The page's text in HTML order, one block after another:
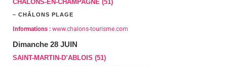
CHÂLONS-EN-CHAMPAGNE (51)
– CHÂLONS PLAGE
Informations : www.chalons-tourisme.com
Dimanche 28 JUIN
SAINT-MARTIN-D’ABLOIS (51)